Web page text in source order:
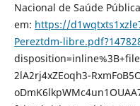
Nacional de Saúde
em: https://
Pereztdm-
2lA2rj4xZEoqh3-